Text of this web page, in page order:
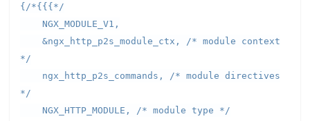
{/*{{{*/
NGX_MODULE_V1,
&ngx_http_p2s_module_ctx, /* module context
*/
ngx_http_p2s_commands, /* module directives
*/
NGX_HTTP_MODULE, /* module type */